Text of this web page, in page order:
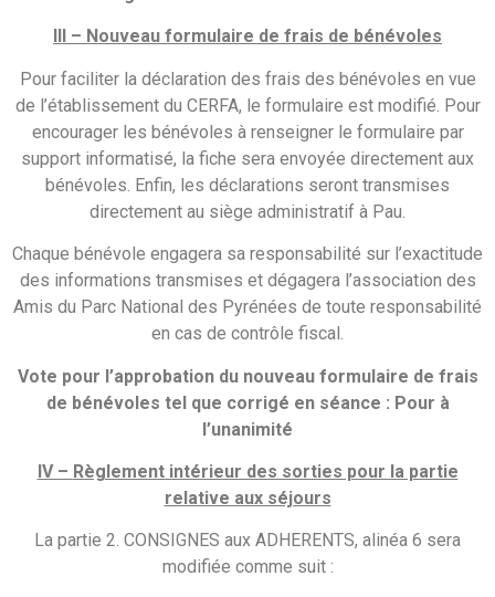
III – Nouveau formulaire de frais de bénévoles
Pour faciliter la déclaration des frais des bénévoles en vue
de l’établissement du CERFA, le formulaire est modifié. Pour
encourager les bénévoles à renseigner le formulaire par
support informatisé, la fiche sera envoyée directement aux
bénévoles. Enfin, les déclarations seront transmises
directement au siège administratif à Pau.
Chaque bénévole engagera sa responsabilité sur l’exactitude
des informations transmises et dégagera l’association des
Amis du Parc National des Pyrénées de toute responsabilité
en cas de contrôle fiscal.
Vote pour l’approbation du nouveau formulaire de frais
de bénévoles tel que corrigé en séance : Pour à
l’unanimité
IV – Règlement intérieur des sorties pour la partie
relative aux séjours
La partie 2. CONSIGNES aux ADHERENTS, alinéa 6 sera
modifiée comme suit :